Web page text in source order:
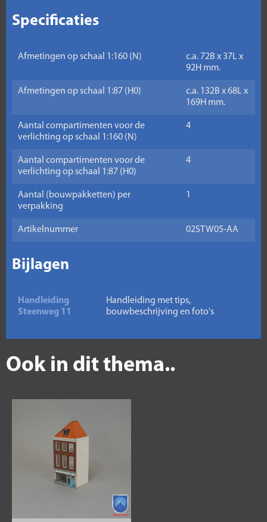
Specificaties
Afmetingen op schaal 1:160 (N)
c.a. 72B x 37L x
92H mm.
Afmetingen op schaal 1:87 (H0)
c.a. 132B x 68L x
169H mm.
Aantal compartimenten voor de
verlichting op schaal 1:160 (N)
4
Aantal compartimenten voor de
verlichting op schaal 1:87 (H0)
4
Aantal (bouwpakketten) per
verpakking
1
Artikelnummer 02STW05-AA
Bijlagen
Handleiding
Steenweg 11
Handleiding met tips,
bouwbeschrijving en foto's
Ook in dit thema..